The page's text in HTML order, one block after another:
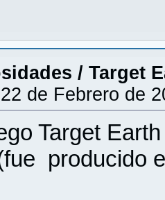
/ Target
22 de Febrero de
Target
producido